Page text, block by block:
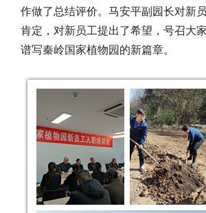
作做了总结评价。马安平副园长对新
肯定，对新员工提出了希望，号召大
谱写秦岭国家植物园的新篇章。